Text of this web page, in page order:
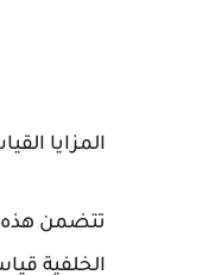
المزايا
تتضمن هذه